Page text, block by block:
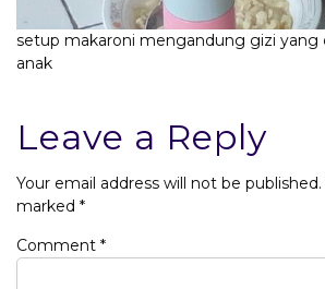
setup makaroni mengandung gizi yang
anak
Leave a Reply
Your email address will not be published.
marked *
Comment *